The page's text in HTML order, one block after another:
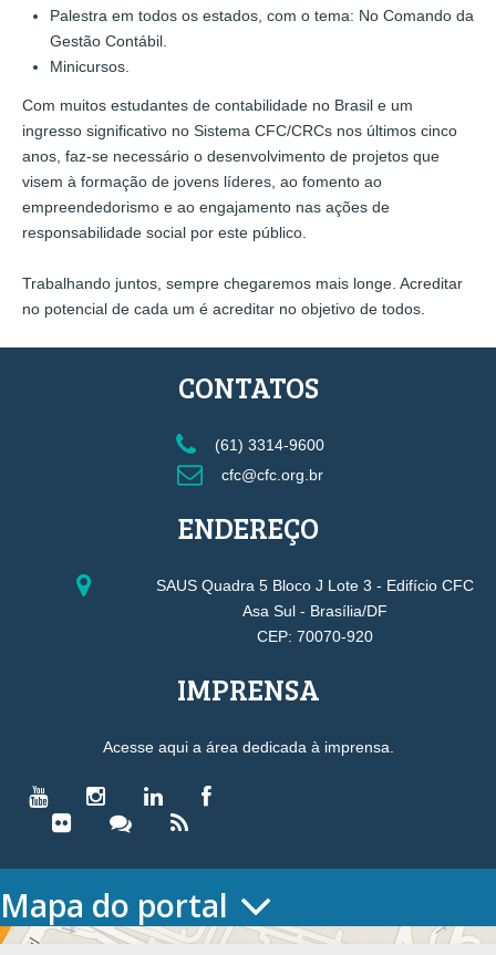
Fútbol y Caliente van de la mano en la Liga MX, la máxima
competición de fútbol en México. Con emocionantes partidos y
jugadores de calidad, esta liga es el escenario perfecto para
disfrutar de las mejores apuestas deportivas. En Caliente, la
plataforma líder en apuestas en línea, encontrarás una amplia
variedad de opciones para apostar en los encuentros de la Liga
MX. Desde el clásico América vs Chivas hasta los emocionantes
derbis regionales, podrás vivir la pasión del fútbol y ganar
dinero al mismo tiempo.
En Caliente, te ofrecemos una experiencia única para apostar
en la Liga MX. Nuestra plataforma fácil de usar te permite
para que saques el máximo provecho a tus apuestas. ¿Estás
https://calliente.org/
LOS EQUIPOS MÁS
EXITOSOS DE LA LIGA
MX: DESCUBRE CUÁLES
SON LOS CLUBES MÁS
LAUREADOS Y SUS
POSIBILIDADES DE
APUESTA
El fútbol es el deporte más popular en México y la Liga MX es la
máxima competición nacional. Con equipos como el Club
Palestra em todos os estados, com o tema: No Comando da
Gestão Contábil.
Minicursos.
Com muitos estudantes de contabilidade no Brasil e um
ingresso significativo no Sistema CFC/CRCs nos últimos cinco
anos, faz-se necessário o desenvolvimento de projetos que
visem à formação de jovens líderes, ao fomento ao
empreendedorismo e ao engajamento nas ações de
responsabilidade social por este público.
Trabalhando juntos, sempre chegaremos mais longe. Acreditar
no potencial de cada um é acreditar no objetivo de todos.
CONTATOS
(61) 3314-9600
cfc@cfc.org.br
ENDEREÇO
SAUS Quadra 5 Bloco J Lote 3 - Edifício CFC
Asa Sul - Brasília/DF
CEP: 70070-920
IMPRENSA
Acesse aqui a área dedicada à imprensa.
Mapa do portal
HOME